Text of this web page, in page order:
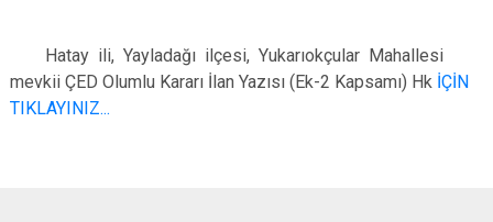
Kumlu
Hatay ili, Yayladağı ilçesi, Yukarıokçular Mahallesi
mevkii ÇED Olumlu Kararı İlan Yazısı (Ek-2 Kapsamı) Hk İÇİN
TIKLAYINIZ...